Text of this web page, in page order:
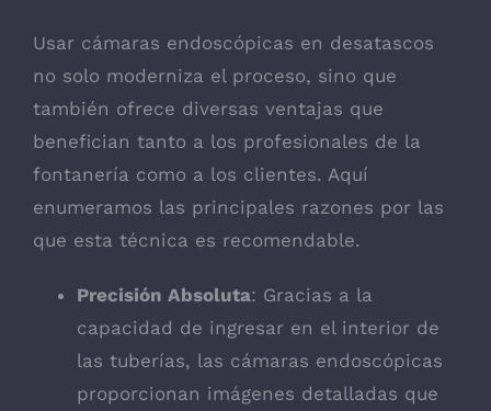
Usar cámaras endoscópicas en desatascos
no solo moderniza el proceso, sino que
también ofrece diversas ventajas que
benefician tanto a los profesionales de la
fontanería como a los clientes. Aquí
enumeramos las principales razones por las
que esta técnica es recomendable.
Precisión Absoluta: Gracias a la
capacidad de ingresar en el interior de
las tuberías, las cámaras endoscópicas
proporcionan imágenes detalladas que